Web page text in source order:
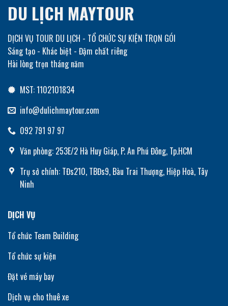
DU LỊCH MAYTOUR
DỊCH VỤ TOUR DU LỊCH - TỔ CHỨC SỰ KIỆN TRỌN GÓI
Sáng tạo - Khác biệt - Đậm chất riêng
Hài lòng trọn tháng năm
MST: 1102101834
info@dulichmaytour.com
092 791 97 97
Văn phòng: 253E/2 Hà Huy Giáp, P. An Phú Đông, Tp.HCM
Trụ sở chính: TĐs210, TBĐs9, Bàu Trai Thượng, Hiệp Hoà, Tây
Ninh
DỊCH VỤ
Tổ chức Team Building
Tổ chức sự kiện
Đặt vé máy bay
Dịch vụ cho thuê xe